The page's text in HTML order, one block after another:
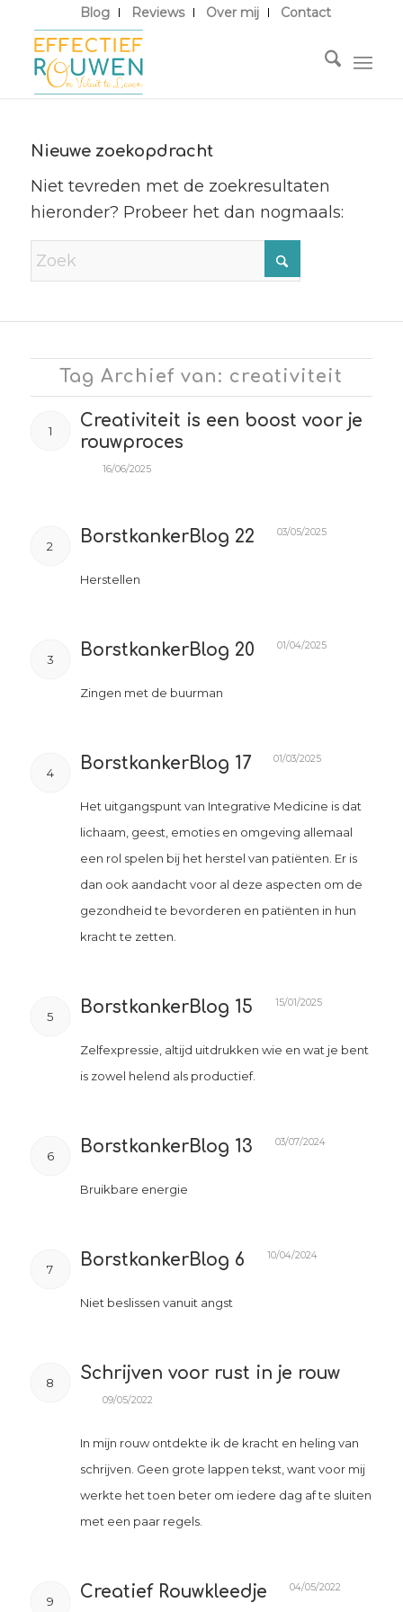
Blog Reviews Over mij Contact
Nieuwe zoekopdracht
Niet tevreden met de zoekresultaten
hieronder? Probeer het dan nogmaals:
Tag Archief van: creativiteit
1
Creativiteit is een boost voor je
rouwproces
16/06/2025
2 BorstkankerBlog 22 03/05/2025
Herstellen
3 BorstkankerBlog 20 01/04/2025
Zingen met de buurman
4 BorstkankerBlog 17 01/03/2025
Het uitgangspunt van Integrative Medicine is dat
lichaam, geest, emoties en omgeving allemaal
een rol spelen bij het herstel van patiënten. Er is
dan ook aandacht voor al deze aspecten om de
gezondheid te bevorderen en patiënten in hun
kracht te zetten.
5 BorstkankerBlog 15 15/01/2025
Zelfexpressie, altijd uitdrukken wie en wat je bent
is zowel helend als productief.
6 BorstkankerBlog 13 03/07/2024
Bruikbare energie
7 BorstkankerBlog 6 10/04/2024
Niet beslissen vanuit angst
8 Schrijven voor rust in je rouw
09/05/2022
In mijn rouw ontdekte ik de kracht en heling van
schrijven. Geen grote lappen tekst, want voor mij
werkte het toen beter om iedere dag af te sluiten
met een paar regels.
9 Creatief Rouwkleedje 04/05/2022